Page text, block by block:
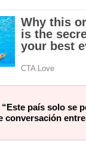
país solo se
conversación